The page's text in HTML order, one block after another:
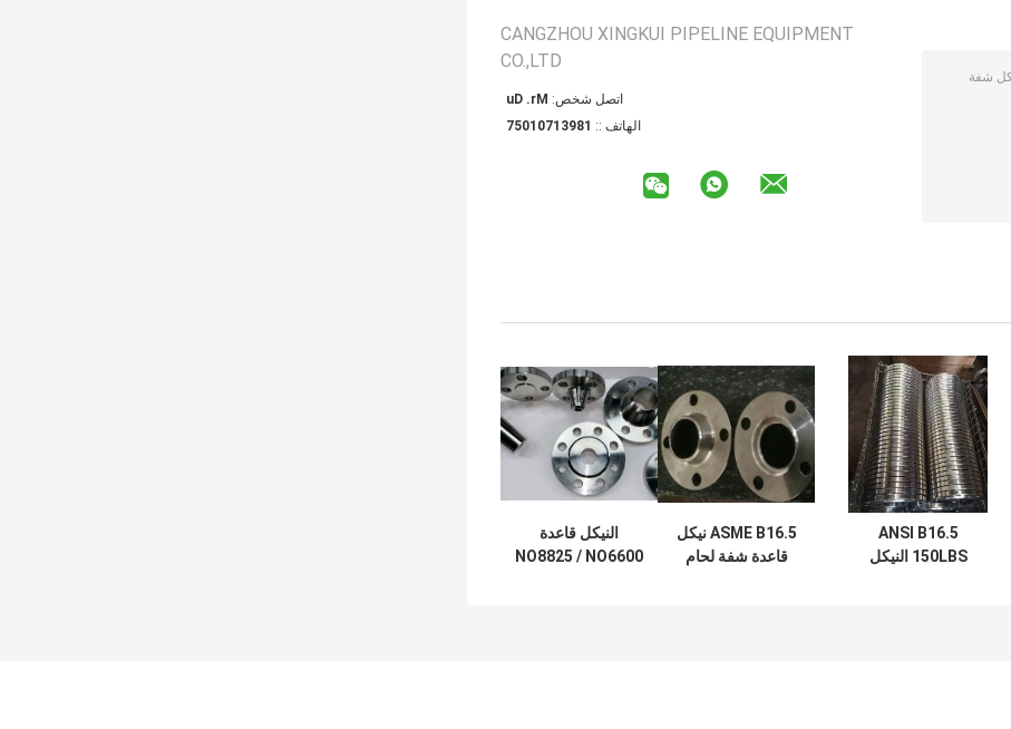
CANGZHOU XINGKUI PIPELINE EQUIPMENT
CO.,LTD
اتصل شخص: Mr. Du
الهاتف :: 18931701057
ANSI B16.5
150LBS النيكل
ASME B16.5 نيكل
قاعدة شفة لحام
النيكل قاعدة
NO8825 / NO6600